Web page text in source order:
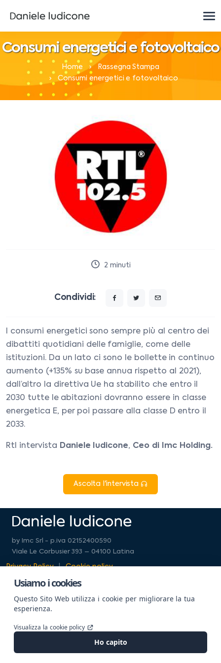
Consumi energetici e fotovoltaico
Home
Rassegna Stampa
Consumi energetici e fotovoltaico
2 minuti
Condividi:
I consumi energetici sono sempre più al centro dei
dibattiti quotidiani delle famiglie, come delle
istituzioni. Da un lato ci sono le bollette in continuo
aumento (+135% su base annua rispetto al 2021),
dall’altro la direttiva Ue ha stabilito che entro il
2030 tutte le abitazioni dovranno essere in classe
energetica E, per poi passare alla classe D entro il
2033.
Rtl intervista Daniele Iudicone, Ceo di Imc Holding.
Ascolta l'intervista
by Imc Srl - p.iva 02152400590
Viale Le Corbusier 393 – 04100 Latina
Privacy Policy Cookie policy
Website powered by GajaLab
© All rights reserved by Imc & Selling Company
Usiamo i cookies
Questo Sito Web utilizza i cookie per migliorare la tua
esperienza.
Visualizza la cookie policy
Ho capito